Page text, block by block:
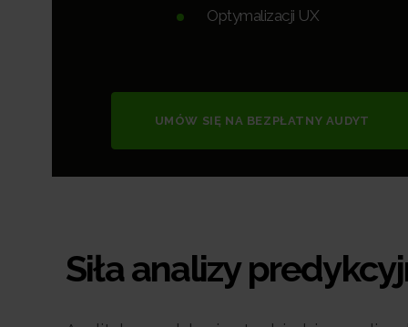
Optymalizacji UX
UMÓW SIĘ NA BEZPŁATNY AUDYT
Siła analizy